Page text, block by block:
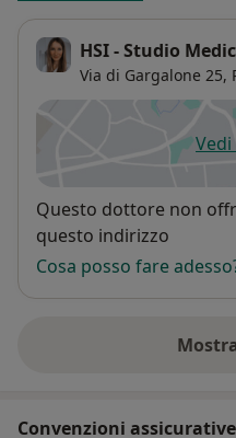
HSI - Studio
Via di Gargalone 25,
Disponibilità
Questo dottore non
questo indirizzo
Cosa posso fare
Convenzioni